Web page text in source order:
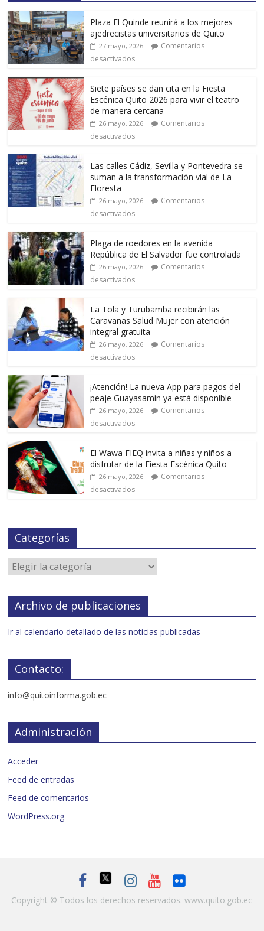
Plaza El Quinde reunirá a los mejores
ajedrecistas universitarios de Quito
27 mayo, 2026
Comentarios
desactivados
Siete países se dan cita en la Fiesta
Escénica Quito 2026 para vivir el teatro
de manera cercana
26 mayo, 2026
Comentarios
desactivados
Las calles Cádiz, Sevilla y Pontevedra se
suman a la transformación vial de La
Floresta
26 mayo, 2026
Comentarios
desactivados
Plaga de roedores en la avenida
República de El Salvador fue controlada
26 mayo, 2026
Comentarios
desactivados
La Tola y Turubamba recibirán las
Caravanas Salud Mujer con atención
integral gratuita
26 mayo, 2026
Comentarios
desactivados
¡Atención! La nueva App para pagos del
peaje Guayasamín ya está disponible
26 mayo, 2026
Comentarios
desactivados
El Wawa FIEQ invita a niñas y niños a
disfrutar de la Fiesta Escénica Quito
26 mayo, 2026
Comentarios
desactivados
Categorías
Archivo de publicaciones
Ir al calendario detallado de las noticias publicadas
Contacto:
info@quitoinforma.gob.ec
Administración
Acceder
Feed de entradas
Feed de comentarios
WordPress.org
Copyright © Todos los derechos reservados.www.quito.gob.ec